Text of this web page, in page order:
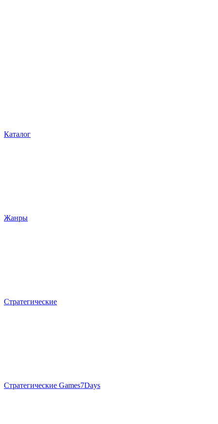
Каталог
Жанры
Стратегические
Стратегические Games7Days